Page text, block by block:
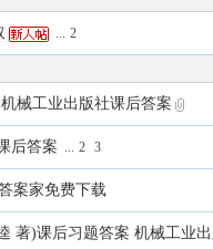
... 2
械工业出版社课后答案
后答案 ... 2 3
案家免费下载
著)课后习题答案 机械工业